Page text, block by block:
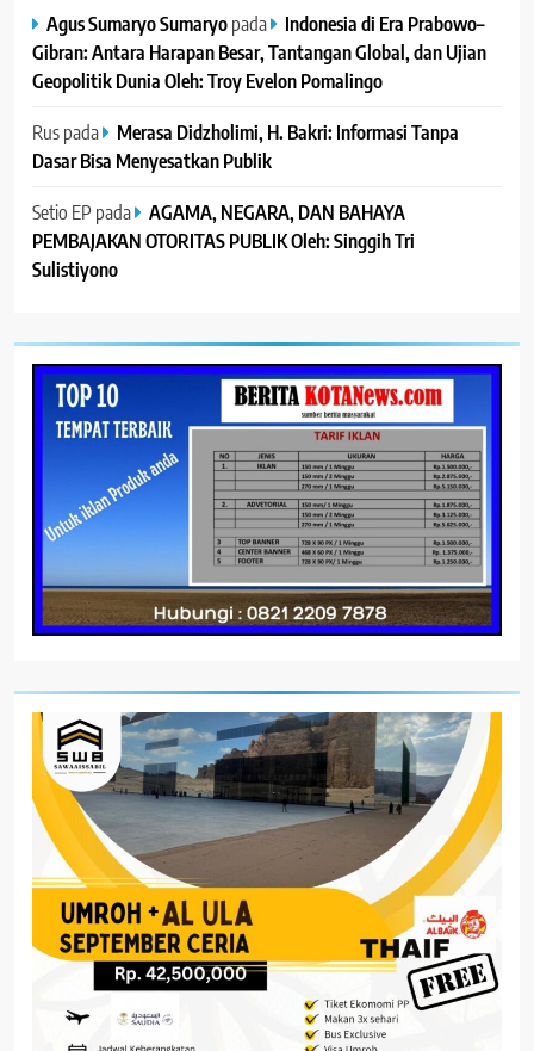
Agus Sumaryo Sumaryopada
Indonesia di Era Prabowo–
Gibran: Antara Harapan Besar, Tantangan Global, dan Ujian
Geopolitik Dunia Oleh: Troy Evelon Pomalingo
Ruspada
Merasa Didzholimi, H. Bakri: Informasi Tanpa
Dasar Bisa Menyesatkan Publik
Setio EP pada
AGAMA, NEGARA, DAN BAHAYA
PEMBAJAKAN OTORITAS PUBLIK Oleh: Singgih Tri
Sulistiyono